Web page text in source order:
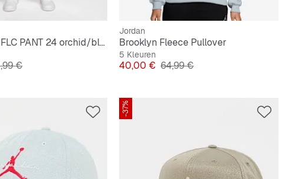
W J BRKLN FLC PANT 24 orchid/black
Prijs
€
Jordan
Brooklyn Fleece Pullover
5 Kleuren
Prijs
40,00 € Originele Prijs
64,99 €
-37%